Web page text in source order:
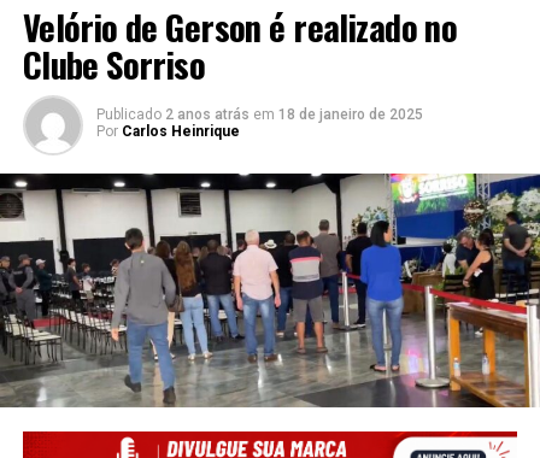
Velório de Gerson é realizado no
Clube Sorriso
Publicado 2 anos atrás em 18 de janeiro de 2025
Por Carlos Heinrique